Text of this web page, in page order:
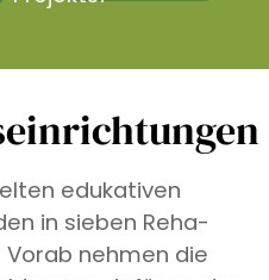
edukativen
in sieben Reha-
nehmen die